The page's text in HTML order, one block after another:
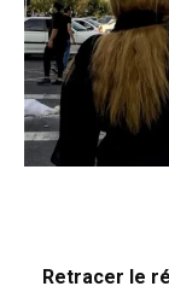
Retracer le